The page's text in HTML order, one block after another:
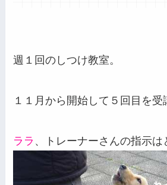
週１回のしつけ教室。
１１月から開始して５回目を受
ララ 、トレーナーさんの指示は